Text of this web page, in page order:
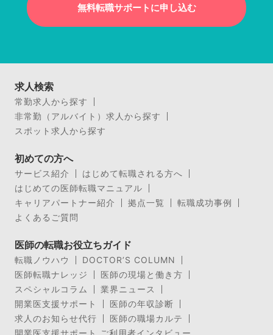
無料転職サポートに申し込む
求人検索
常勤求人から探す
非常勤（アルバイト）求人から探す
スポット求人から探す
初めての方へ
サービス紹介
はじめて転職される方へ
はじめての医師転職マニュアル
キャリアパートナー紹介
拠点一覧
転職成功事例
よくあるご質問
医師の転職お役立ちガイド
転職ノウハウ
DOCTOR’S COLUMN
医師転職ナレッジ
医師の現場と働き方
スペシャルコラム
業界ニュース
開業医支援サポート
医師の年収診断
求人のお知らせ代行
医師の職場カルテ
開業医支援サポート ご利用者インタビュー